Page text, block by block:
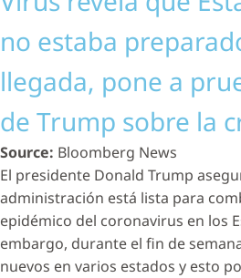
no estaba
llegada, pone a
de Trump sobre la
Source: Bloomberg News
El presidente Donald Trump
administración está lista para
epidémico del coronavirus en los
embargo, durante el fin de
nuevos en varios estados y esto